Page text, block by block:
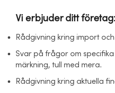
Vi erbjuder ditt företag:
Rådgivning kring import
Svar på frågor om
märkning, tull med mera.
Rådgivning kring aktuella